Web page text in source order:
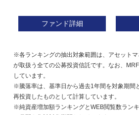
ファンド詳細
※各ランキングの抽出対象範囲は、アセット
が取扱う全ての公募投資信託です。なお、
しています。
※騰落率は、基準日から過去1年間を対象期間
再投資したものとして計算しています。
※純資産増加額ランキングとWEB閲覧数ラン